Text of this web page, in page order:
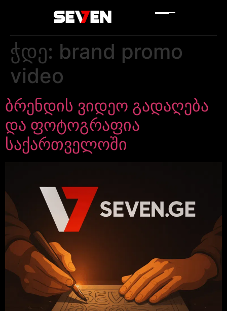
ჭდე: brand promo
video
ბრენდის ვიდეო გადაღება
და ფოტოგრაფია
საქართველოში